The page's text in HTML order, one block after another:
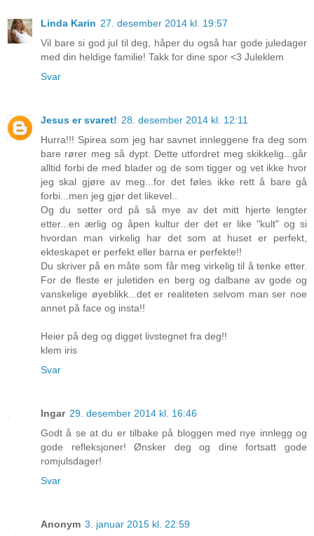
Linda Karin 27. desember 2014 kl. 19:57
Vil bare si god jul til deg, håper du også har gode juledager
med din heldige familie! Takk for dine spor <3 Juleklem
Svar
Jesus er svaret! 28. desember 2014 kl. 12:11
Hurra!!! Spirea som jeg har savnet innleggene fra deg som
bare rører meg så dypt. Dette utfordret meg skikkelig...går
alltid forbi de med blader og de som tigger og vet ikke hvor
jeg skal gjøre av meg...for det føles ikke rett å bare gå
forbi...men jeg gjør det likevel..
Og du setter ord på så mye av det mitt hjerte lengter
etter...en ærlig og åpen kultur der det er like "kult" og si
hvordan man virkelig har det som at huset er perfekt,
ekteskapet er perfekt eller barna er perfekte!!
Du skriver på en måte som får meg virkelig til å tenke etter.
For de fleste er juletiden en berg og dalbane av gode og
vanskelige øyeblikk...det er realiteten selvom man ser noe
annet på face og insta!!
Heier på deg og digget livstegnet fra deg!!
klem iris
Svar
Ingar 29. desember 2014 kl. 16:46
Godt å se at du er tilbake på bloggen med nye innlegg og
gode refleksjoner! Ønsker deg og dine fortsatt gode
romjulsdager!
Svar
Anonym 3. januar 2015 kl. 22:59